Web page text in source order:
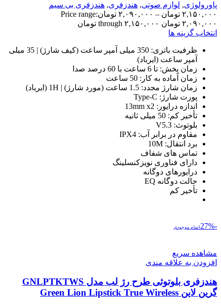
پاورولوژی, لوازم صوتی, هندزفری, هندزفری بی سیم
۲,۱۵۰,۰۰۰ تومان – ۲,۰۹۰,۰۰۰ تومانPrice range:
۲,۰۹۰,۰۰۰ تومان through ۲,۱۵۰,۰۰۰ تومان
انتخاب گزینه ها
ظرفیت باتری: 350 میلی آمپر ساعت (کیف شارژ) | 35 میلی
آمپر ساعت (ایرباد)
زمان پخش: تا 6 ساعت با 60 درصد صدا
زمان آماده به کار: 50 ساعت
زمان شارژ مجدد: 1.5 ساعت (مورد شارژ) | 1H (ایرباد)
پورت شارژ: Type-C
اندازه درایور: 13mm x2
تأخیر کم: 50 میلی ثانیه
بلوتوث: V5.3
مقاوم در برابر آب: IPX4
برد انتقال: 10M
تماس های شفاف
دارای فناوری نویزکنسلینگ
درایورهای دوگانه
حالت دوگانه EQ
تأخیر کم
-27% اتمام موجودی
مشاهده سریع
افزودن به علاقه مندی
هندزفری بلوتوثی طرح رژ لب مدل GNLPTKTWS
گرین لاین Green Lion Lipstick True Wireless